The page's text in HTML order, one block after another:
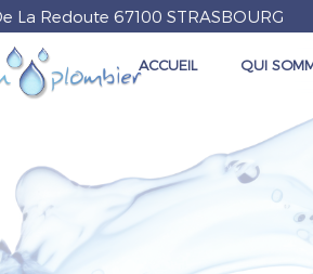
La Redoute 67100 STRASBOURG
ACCUEIL QUI